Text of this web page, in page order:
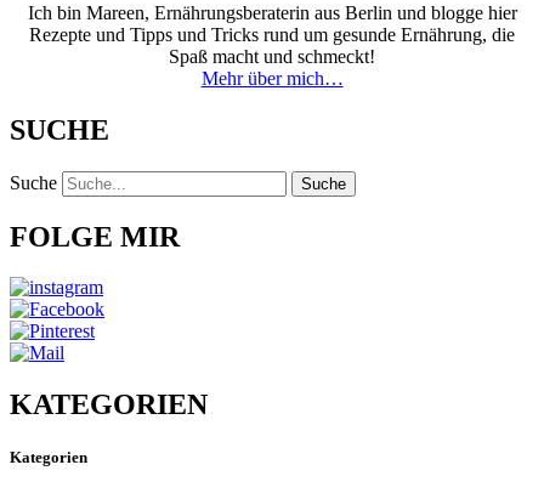
Ich bin Mareen, Ernährungsberaterin aus Berlin und blogge hier
Rezepte und Tipps und Tricks rund um gesunde Ernährung, die
Spaß macht und schmeckt!
Mehr über mich…
SUCHE
Suche Suche
FOLGE MIR
KATEGORIEN
Kategorien